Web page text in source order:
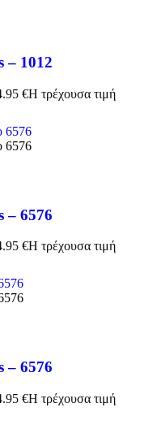
– 1012
€Η τρέχουσα τιμή
– 6576
€Η τρέχουσα τιμή
– 6576
€Η τρέχουσα τιμή